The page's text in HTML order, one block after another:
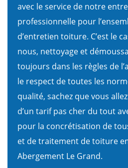
avec le service de notre
professionnelle pour
d’entretien toiture. C’est le
nous, nettoyage et
toujours dans les règles de
le respect de toutes les
qualité, sachez que vous
d’un tarif pas cher du tout
pour la concrétisation de
et de traitement de toiture
Abergement Le Grand.